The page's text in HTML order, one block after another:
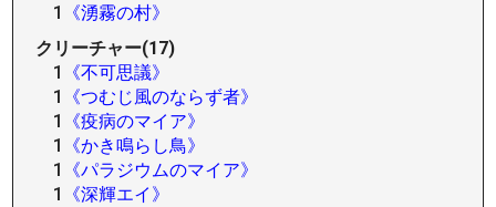
1
《湧霧の村》
クリーチャー(17)
1
《不可思議》
1
《つむじ風のならず者》
1
《疫病のマイア》
1
《かき鳴らし鳥》
1
《パラジウムのマイア》
1
《深輝エイ》